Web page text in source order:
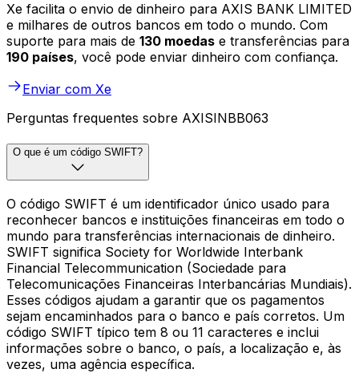
Xe facilita o envio de dinheiro para AXIS BANK LIMITED
e milhares de outros bancos em todo o mundo. Com
suporte para mais de 130 moedas e transferências para
190 países, você pode enviar dinheiro com confiança.
Enviar com Xe
Perguntas frequentes sobre AXISINBB063
O que é um código SWIFT?
O código SWIFT é um identificador único usado para
reconhecer bancos e instituições financeiras em todo o
mundo para transferências internacionais de dinheiro.
SWIFT significa Society for Worldwide Interbank
Financial Telecommunication (Sociedade para
Telecomunicações Financeiras Interbancárias Mundiais).
Esses códigos ajudam a garantir que os pagamentos
sejam encaminhados para o banco e país corretos. Um
código SWIFT típico tem 8 ou 11 caracteres e inclui
informações sobre o banco, o país, a localização e, às
vezes, uma agência específica.